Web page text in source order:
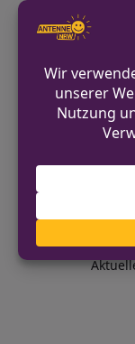
sich auf
Gange.
14-
hat